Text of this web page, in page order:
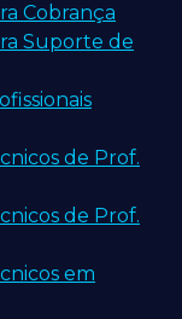
Cobrança
Suporte de
de Prof.
de Prof.
em